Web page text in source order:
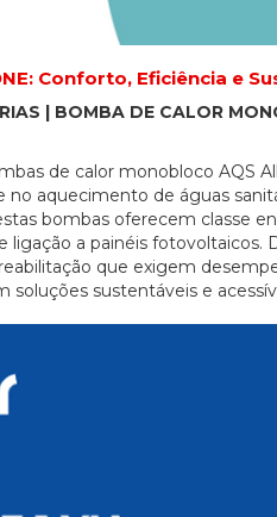
Conforto, Eficiência e
| BOMBA DE CALOR
de calor monobloco AQS
no aquecimento de águas
bombas oferecem classe
ligação a painéis fotovoltaicos.
que exigem
soluções sustentáveis e